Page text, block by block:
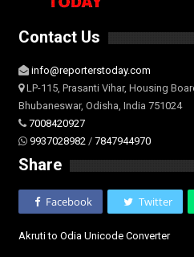
Contact Us
info@reporterstoday.com
LP-115, Prasanti Vihar, Housing
Bhubaneswar, Odisha, India 751024
7008420927
9937028982 / 7847944970
Share
Facebook Twitter
Akruti to Odia Unicode Converter